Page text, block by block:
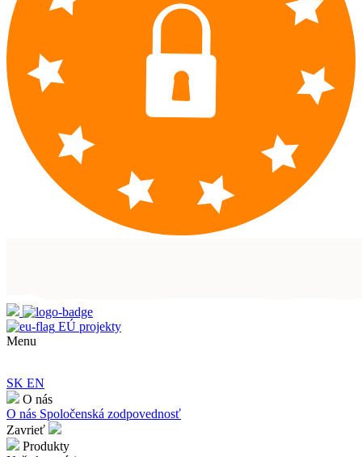
EÚ projekty
Menu
SK EN
O nás
O nás Spoločenská zodpovednosť
Zavrieť
Produkty